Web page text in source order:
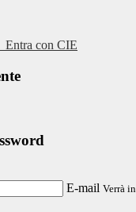
Entra con CIE
E-mail Verrà